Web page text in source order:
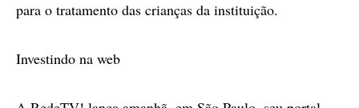
para o tratamento das crianças da instituição.
Investindo na web